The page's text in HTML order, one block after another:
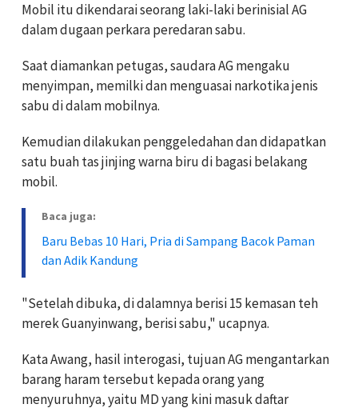
Mobil itu dikendarai seorang laki-laki berinisial AG
dalam dugaan perkara peredaran sabu.
Saat diamankan petugas, saudara AG mengaku
menyimpan, memilki dan menguasai narkotika jenis
sabu di dalam mobilnya.
Kemudian dilakukan penggeledahan dan didapatkan
satu buah tas jinjing warna biru di bagasi belakang
mobil.
Baca juga:
Baru Bebas 10 Hari, Pria di Sampang Bacok Paman
dan Adik Kandung
"Setelah dibuka, di dalamnya berisi 15 kemasan teh
merek Guanyinwang, berisi sabu," ucapnya.
Kata Awang, hasil interogasi, tujuan AG mengantarkan
barang haram tersebut kepada orang yang
menyuruhnya, yaitu MD yang kini masuk daftar